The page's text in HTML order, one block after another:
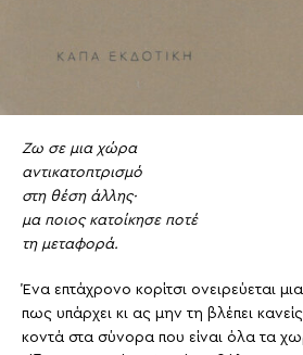
Ζω σε μια χώρα
αντικατοπτρισμό
στη θέση άλλης·
μα ποιος κατοίκησε ποτέ
τη μεταφορά.
Ένα επτάχρονο κορίτσι ονειρεύεται
πως υπάρχει κι ας μην τη βλέπει
κοντά στα σύνορα που είναι όλα τα